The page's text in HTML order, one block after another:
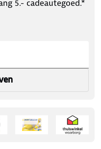
5.- cadeautegoed.*